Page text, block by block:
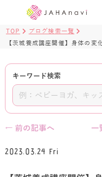
レ
ヨ
TOP
ブログ検索一覧
【茨城養成講座開催】身体の変
キーワード検索
← 前の記事へ 一
2023.03.24 Fri